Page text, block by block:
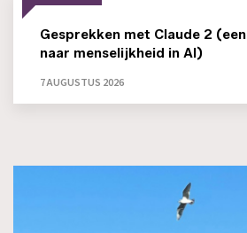
Gesprekken met Claude 2
naar menselijkheid in AI)
7 AUGUSTUS 2026